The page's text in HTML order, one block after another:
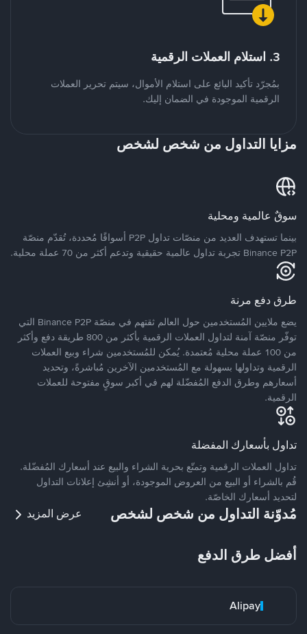
3. استلام العملات الرقمية
بمُجرّد تأكيد البائع على استلام الأموال، سيتم تحرير العملات
الرقمية الموجودة في الضمان إليك.
مزايا التداول من شخص لشخص
سوقٌ عالمية ومحلية
بينما تستهدف العديد من منصّات تداول P2P أسواقًا مُحددة، تُقدّم منصّة
Binance P2P تجربة تداول عالمية حقيقية وتدعم أكثر من 70 عملة محلية.
طرق دفع مرنة
يضع ملايين المُستخدمين حول العالم ثقتهم في منصّة Binance P2P التي
توفّر منصّة آمنة لتداول العملات الرقمية بأكثر من 800 طريقة دفع وأكثر
من 100 عملة محلية مُعتمدة. يُمكن للمُستخدمين شراء وبيع العملات
الرقمية وتداولها بسهولة مع المُستخدمين الآخرين مُباشرةً، وتحديد
أسعارهم وطرق الدفع المُفضّلة لهم في أكبر سوقٍ مفتوحة للعملات
الرقمية.
تداول بأسعارك المفضلة
تداول العملات الرقمية وتمتّع بحرية الشراء والبيع عند أسعارك المُفضّلة.
قُم بالشراء أو البيع من العروض الموجودة، أو أنشِئ إعلانات التداول
لتحديد أسعارك الخاصّة.
مُدوّنة التداول من شخص لشخص عرض المزيد
أفضل طرق الدفع
Alipay